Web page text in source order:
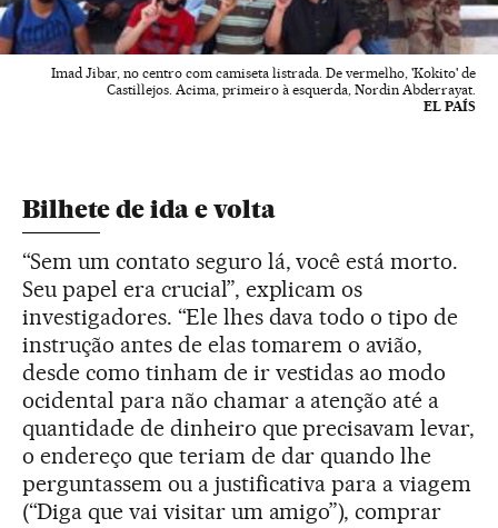
Imad Jibar, no centro com camiseta listrada. De vermelho, 'Kokito' de
Castillejos. Acima, primeiro à esquerda, Nordin Abderrayat.
EL PAÍS
Bilhete de ida e volta
“Sem um contato seguro lá, você está morto.
Seu papel era crucial”, explicam os
investigadores. “Ele lhes dava todo o tipo de
instrução antes de elas tomarem o avião,
desde como tinham de ir vestidas ao modo
ocidental para não chamar a atenção até a
quantidade de dinheiro que precisavam levar,
o endereço que teriam de dar quando lhe
perguntassem ou a justificativa para a viagem
(“Diga que vai visitar um amigo”), comprar